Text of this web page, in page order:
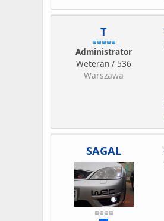
T
Administrator
Weteran / 536
Warszawa
SAGAL